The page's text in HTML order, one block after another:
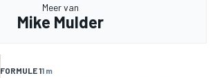
Meer van
Mike Mulder
FORMULE 11 m